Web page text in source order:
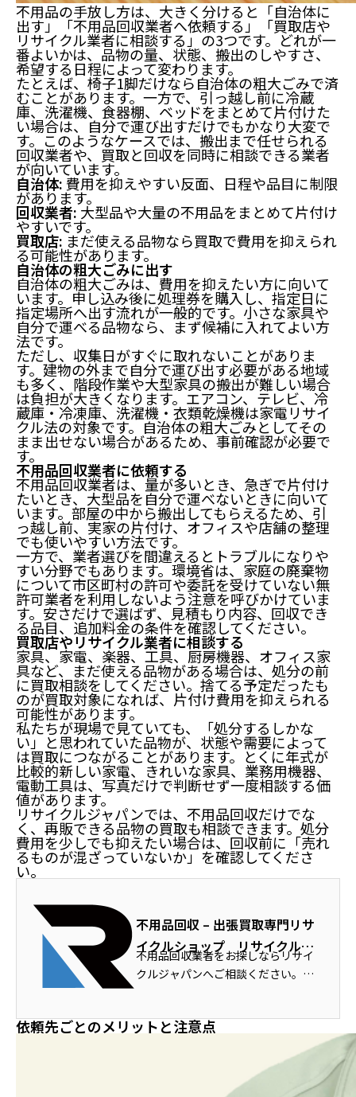
不用品の手放し方は、大きく分けると「自治体に
出す」「不用品回収業者へ依頼する」「買取店や
リサイクル業者に相談する」の3つです。どれが一
番よいかは、品物の量、状態、搬出のしやすさ、
希望する日程によって変わります。
たとえば、椅子1脚だけなら自治体の粗大ごみで済
むことがあります。一方で、引っ越し前に冷蔵
庫、洗濯機、食器棚、ベッドをまとめて片付けた
い場合は、自分で運び出すだけでもかなり大変で
す。このようなケースでは、搬出まで任せられる
回収業者や、買取と回収を同時に相談できる業者
が向いています。
自治体: 費用を抑えやすい反面、日程や品目に制限
があります。
回収業者:大型品や大量の不用品をまとめて片付け
やすいです。
買取店: まだ使える品物なら買取で費用を抑えられ
る可能性があります。
自治体の粗大ごみに出す
自治体の粗大ごみは、費用を抑えたい方に向いて
います。申し込み後に処理券を購入し、指定日に
指定場所へ出す流れが一般的です。小さな家具や
自分で運べる品物なら、まず候補に入れてよい方
法です。
ただし、収集日がすぐに取れないことがありま
す。建物の外まで自分で運び出す必要がある地域
も多く、階段作業や大型家具の搬出が難しい場合
は負担が大きくなります。エアコン、テレビ、冷
蔵庫・冷凍庫、洗濯機・衣類乾燥機は家電リサイ
クル法の対象です。自治体の粗大ごみとしてその
まま出せない場合があるため、事前確認が必要で
す。
不用品回収業者に依頼する
不用品回収業者は、量が多いとき、急ぎで片付け
たいとき、大型品を自分で運べないときに向いて
います。部屋の中から搬出してもらえるため、引
っ越し前、実家の片付け、オフィスや店舗の整理
でも使いやすい方法です。
一方で、業者選びを間違えるとトラブルになりや
すい分野でもあります。環境省は、家庭の廃棄物
について市区町村の許可や委託を受けていない無
許可業者を利用しないよう注意を呼びかけていま
す。安さだけで選ばず、見積もり内容、回収でき
る品目、追加料金の条件を確認してください。
買取店やリサイクル業者に相談する
家具、家電、楽器、工具、厨房機器、オフィス家
具など、まだ使える品物がある場合は、処分の前
に買取相談をしてください。捨てる予定だったも
のが買取対象になれば、片付け費用を抑えられる
可能性があります。
私たちが現場で見ていても、「処分するしかな
い」と思われていた品物が、状態や需要によって
は買取につながることがあります。とくに年式が
比較的新しい家電、きれいな家具、業務用機器、
電動工具は、写真だけで判断せず一度相談する価
値があります。
リサイクルジャパンでは、不用品回収だけでな
く、再販できる品物の買取も相談できます。処分
費用を少しでも抑えたい場合は、回収前に「売れ
るものが混ざっていないか」を確認してくださ
い。
不用品回収 – 出張買取専門リサ
イクルショップ リサイクルジ
ャパン
不用品回収業者をお探しならリサイ
クルジャパンへご相談ください。冷
具や店舗用品の回収にも対応してお
ります。引越し前後の片付けや空き
依頼先ごとのメリットと注意点